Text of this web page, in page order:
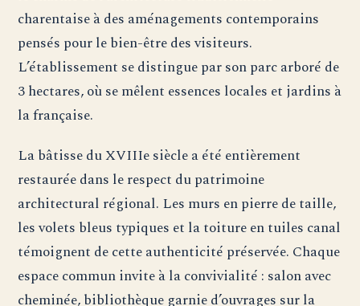
charentaise à des aménagements contemporains
pensés pour le bien-être des visiteurs.
L’établissement se distingue par son parc arboré de
3 hectares, où se mêlent essences locales et jardins à
la française.
La bâtisse du XVIIIe siècle a été entièrement
restaurée dans le respect du patrimoine
architectural régional. Les murs en pierre de taille,
les volets bleus typiques et la toiture en tuiles canal
témoignent de cette authenticité préservée. Chaque
espace commun invite à la convivialité : salon avec
cheminée, bibliothèque garnie d’ouvrages sur la